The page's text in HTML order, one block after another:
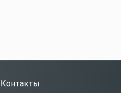
Контакты